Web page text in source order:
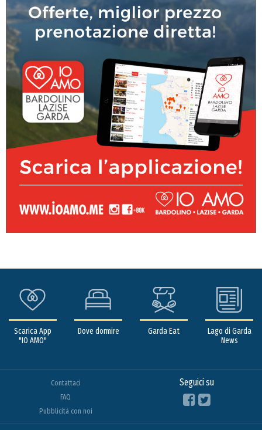
Scarica App
"IO AMO"
Dove dormire Garda Eat
Lago di Garda
News
Contattaci
FAQ
Pubblicità con noi
Seguici su